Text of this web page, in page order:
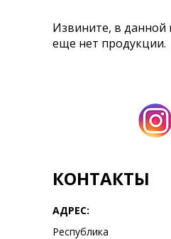
Извините, в данной
еще нет продукции.
КОНТАКТЫ
АДРЕС:
Республика